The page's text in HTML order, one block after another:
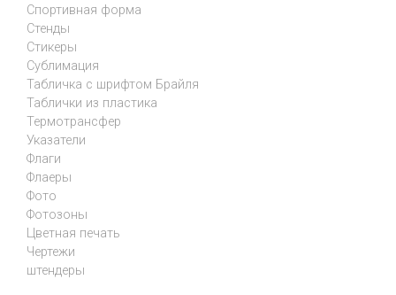
Спортивная форма
Стенды
Стикеры
Сублимация
Табличка с шрифтом Брайля
Таблички из пластика
Термотрансфер
Указатели
Флаги
Флаеры
Фото
Фотозоны
Цветная печать
Чертежи
штендеры